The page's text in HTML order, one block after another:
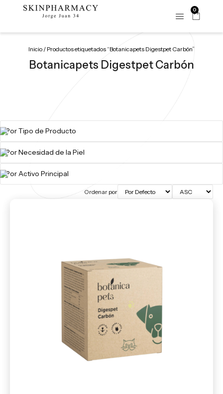
0
Inicio / Productos etiquetados “Botanicapets Digestpet Carbón”
Botanicapets Digestpet Carbón
Ordenar por